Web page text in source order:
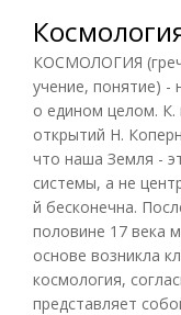
КОСМОЛОГИЯ
учение, понятие) -
о едином целом. К.
открытий Н.
что наша Земля -
системы, а не
й бесконечна.
половине 17 века
основе возникла
космология,
представляет